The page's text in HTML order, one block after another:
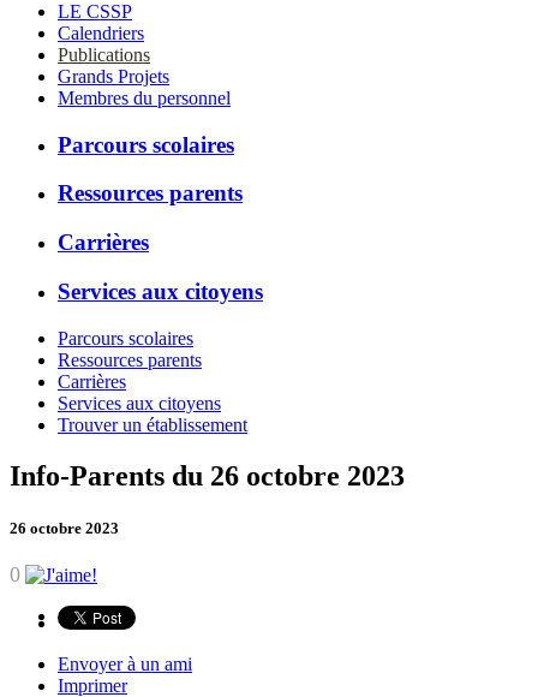
LE CSSP
Calendriers
Publications
Grands Projets
Membres du personnel
Parcours scolaires
Ressources parents
Carrières
Services aux citoyens
Parcours scolaires
Ressources parents
Carrières
Services aux citoyens
Trouver un établissement
Info-Parents du 26 octobre 2023
26 octobre 2023
0
Envoyer à un ami
Imprimer